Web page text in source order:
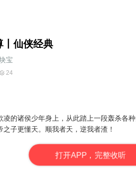
丨仙侠经典
宝
24
凌的诸侯少年身上，从此踏上一段轰杀各
子更懂天。顺我者天，逆我者渣！
打开APP，完整收听